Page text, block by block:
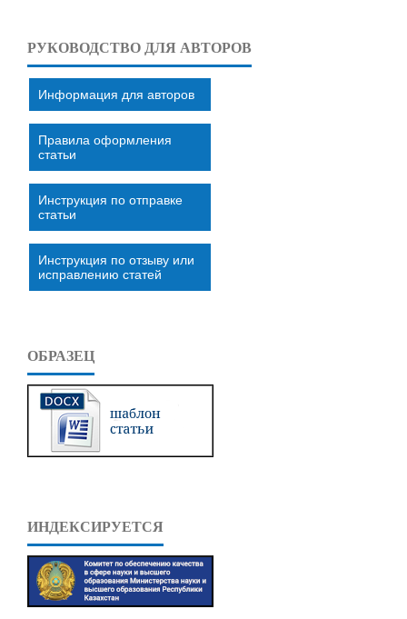
РУКОВОДСТВО ДЛЯ АВТОРОВ
Информация для авторов
Правила оформления
статьи
Инструкция по отправке
статьи
Инструкция по отзыву или
исправлению статей
ОБРАЗЕЦ
ИНДЕКСИРУЕТСЯ